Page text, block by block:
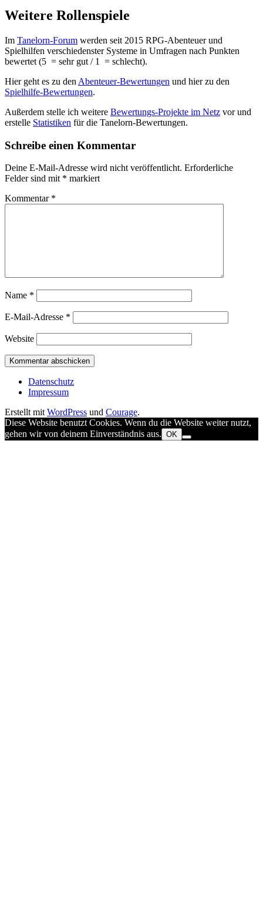
Weitere Rollenspiele
Im Tanelorn-Forum werden seit 2015 RPG-Abenteuer und
Spielhilfen verschiedenster Systeme in Umfragen nach Punkten
bewertet (5 = sehr gut / 1 = schlecht).
Hier geht es zu den Abenteuer-Bewertungen und hier zu den
Spielhilfe-Bewertungen.
Außerdem stelle ich weitere Bewertungs-Projekte im Netz vor und
erstelle Statistiken für die Tanelorn-Bewertungen.
Schreibe einen Kommentar
Deine E-Mail-Adresse wird nicht veröffentlicht. Erforderliche
Felder sind mit * markiert
Kommentar *
Name *
E-Mail-Adresse *
Website
Datenschutz
Impressum
Erstellt mit WordPress und Courage.
Diese Website benutzt Cookies. Wenn du die Website weiter nutzt,
gehen wir von deinem Einverständnis aus. OK